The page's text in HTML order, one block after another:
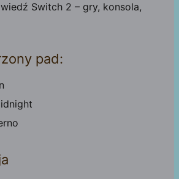
Switch 2 – gry, konsola,
pad: